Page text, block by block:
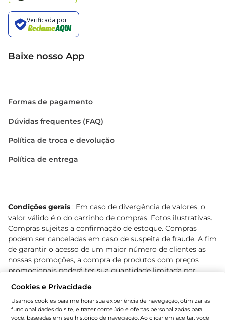
Baixe nosso App
Formas de pagamento
Dúvidas frequentes (FAQ)
Política de troca e devolução
Política de entrega
Condições gerais : Em caso de divergência de valores, o
valor válido é o do carrinho de compras. Fotos ilustrativas.
Compras sujeitas a confirmação de estoque. Compras
podem ser canceladas em caso de suspeita de fraude. A fim
de garantir o acesso de um maior número de clientes as
nossas promoções, a compra de produtos com preços
promocionais poderá ter sua quantidade limitada por
o e-commerce e válidos durante o dia de hoje, podendo
sofrer alterações sem prévia notificação. Proibida a venda
de bebidas alcoólicas para menores de 18 anos, conforme
Cookies e Privacidade
Usamos cookies para melhorar sua experiência de navegação, otimizar as
funcionalidades do site, e trazer conteúdo e ofertas personalizadas para
você, baseadas em seu histórico de navegação. Ao clicar em aceitar, você